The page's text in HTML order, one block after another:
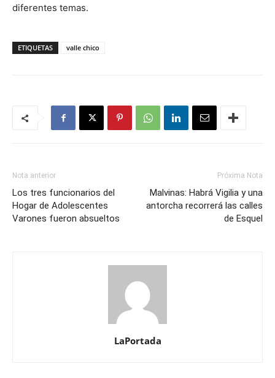
diferentes temas.
ETIQUETAS valle chico
Nota anterior
Los tres funcionarios del
Hogar de Adolescentes
Varones fueron absueltos
Próxima Nota
Malvinas: Habrá Vigilia y una
antorcha recorrerá las calles
de Esquel
LaPortada